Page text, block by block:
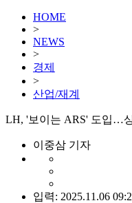
HOME
>
NEWS
>
경제
>
산업/재계
LH, '보이는 ARS' 도입…
이중삼 기자
입력: 2025.11.06